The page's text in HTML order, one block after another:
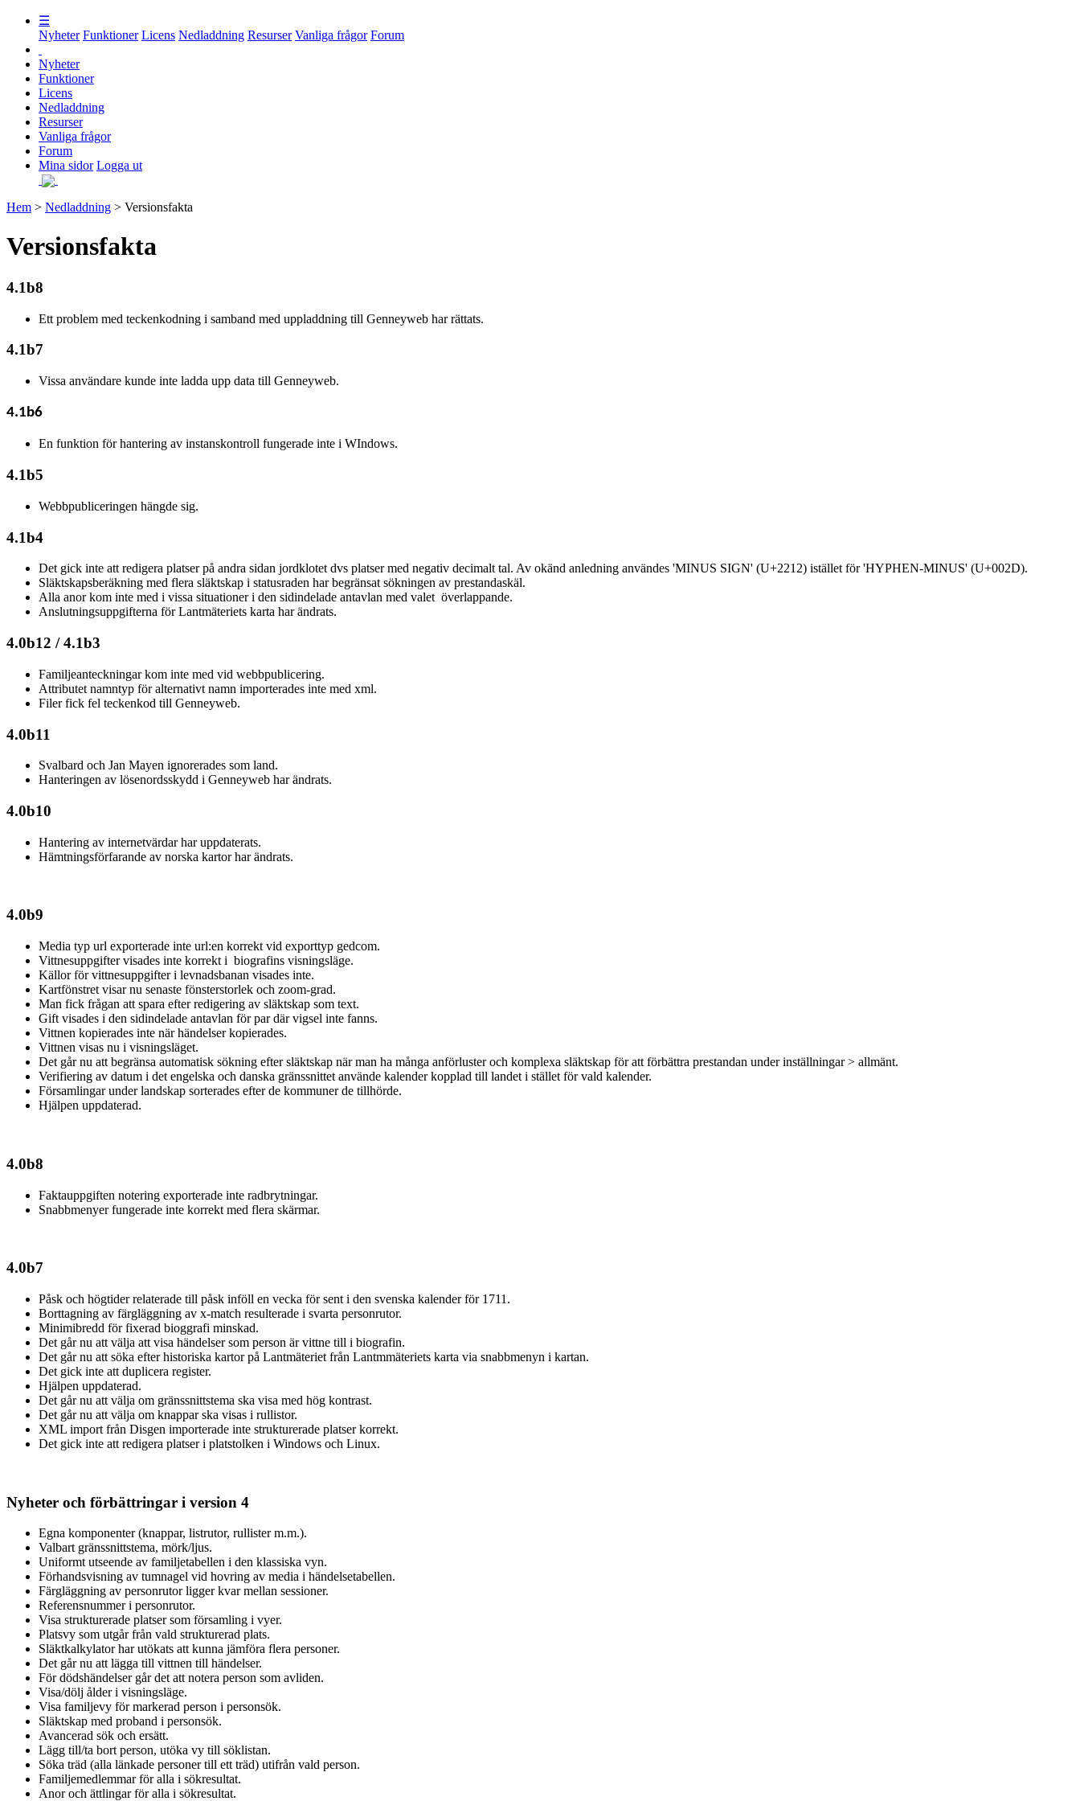
☰
Nyheter Funktioner Licens Nedladdning Resurser Vanliga frågor Forum
Nyheter
Funktioner
Licens
Nedladdning
Resurser
Vanliga frågor
Forum
Mina sidor Logga ut
Hem > Nedladdning > Versionsfakta
Versionsfakta
4.1b8
Ett problem med teckenkodning i samband med uppladdning till Genneyweb har rättats.
4.1b7
Vissa användare kunde inte ladda upp data till Genneyweb.
4.1b6
En funktion för hantering av instanskontroll fungerade inte i WIndows.
4.1b5
Webbpubliceringen hängde sig.
4.1b4
Det gick inte att redigera platser på andra sidan jordklotet dvs platser med negativ decimalt tal. Av okänd anledning användes 'MINUS SIGN' (U+2212) istället för 'HYPHEN-MINUS' (U+002D).
Släktskapsberäkning med flera släktskap i statusraden har begränsat sökningen av prestandaskäl.
Alla anor kom inte med i vissa situationer i den sidindelade antavlan med valet överlappande.
Anslutningsuppgifterna för Lantmäteriets karta har ändrats.
4.0b12 / 4.1b3
Familjeanteckningar kom inte med vid webbpublicering.
Attributet namntyp för alternativt namn importerades inte med xml.
Filer fick fel teckenkod till Genneyweb.
4.0b11
Svalbard och Jan Mayen ignorerades som land.
Hanteringen av lösenordsskydd i Genneyweb har ändrats.
4.0b10
Hantering av internetvärdar har uppdaterats.
Hämtningsförfarande av norska kartor har ändrats.
4.0b9
Media typ url exporterade inte url:en korrekt vid exporttyp gedcom.
Vittnesuppgifter visades inte korrekt i biografins visningsläge.
Källor för vittnesuppgifter i levnadsbanan visades inte.
Kartfönstret visar nu senaste fönsterstorlek och zoom-grad.
Man fick frågan att spara efter redigering av släktskap som text.
Gift visades i den sidindelade antavlan för par där vigsel inte fanns.
Vittnen kopierades inte när händelser kopierades.
Vittnen visas nu i visningsläget.
Det går nu att begränsa automatisk sökning efter släktskap när man ha många anförluster och komplexa släktskap för att förbättra prestandan under inställningar > allmänt.
Verifiering av datum i det engelska och danska gränssnittet använde kalender kopplad till landet i stället för vald kalender.
Församlingar under landskap sorterades efter de kommuner de tillhörde.
Hjälpen uppdaterad.
4.0b8
Faktauppgiften notering exporterade inte radbrytningar.
Snabbmenyer fungerade inte korrekt med flera skärmar.
4.0b7
Påsk och högtider relaterade till påsk inföll en vecka för sent i den svenska kalender för 1711.
Borttagning av färgläggning av x-match resulterade i svarta personrutor.
Minimibredd för fixerad bioggrafi minskad.
Det går nu att välja att visa händelser som person är vittne till i biografin.
Det går nu att söka efter historiska kartor på Lantmäteriet från Lantmmäteriets karta via snabbmenyn i kartan.
Det gick inte att duplicera register.
Hjälpen uppdaterad.
Det går nu att välja om gränssnittstema ska visa med hög kontrast.
Det går nu att välja om knappar ska visas i rullistor.
XML import från Disgen importerade inte strukturerade platser korrekt.
Det gick inte att redigera platser i platstolken i Windows och Linux.
Nyheter och förbättringar i version 4
Egna komponenter (knappar, listrutor, rullister m.m.).
Valbart gränssnittstema, mörk/ljus.
Uniformt utseende av familjetabellen i den klassiska vyn.
Förhandsvisning av tumnagel vid hovring av media i händelsetabellen.
Färgläggning av personrutor ligger kvar mellan sessioner.
Referensnummer i personrutor.
Visa strukturerade platser som församling i vyer.
Platsvy som utgår från vald strukturerad plats.
Släktkalkylator har utökats att kunna jämföra flera personer.
Det går nu att lägga till vittnen till händelser.
För dödshändelser går det att notera person som avliden.
Visa/dölj ålder i visningsläge.
Visa familjevy för markerad person i personsök.
Släktskap med proband i personsök.
Avancerad sök och ersätt.
Lägg till/ta bort person, utöka vy till söklistan.
Söka träd (alla länkade personer till ett träd) utifrån vald person.
Familjemedlemmar för alla i sökresultat.
Anor och ättlingar för alla i sökresultat.